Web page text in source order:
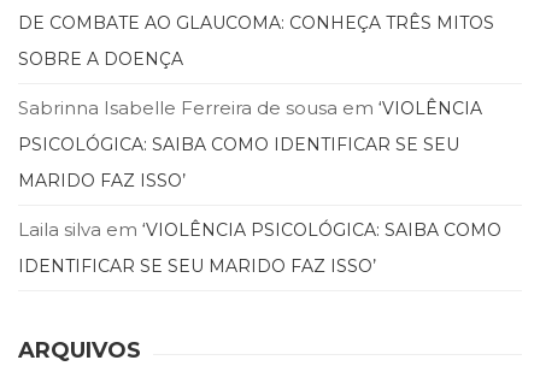
(23)
Rádio
Relações
Públicas
Comunicação
Empresarial
Religião,
(63)
DE COMBATE AO GLAUCOMA: CONHEÇA TRÊS MITOS
SOBRE A DOENÇA
Sabrinna Isabelle Ferreira de sousa em ‘VIOLÊNCIA
PSICOLÓGICA: SAIBA COMO IDENTIFICAR SE SEU
MARIDO FAZ ISSO’
Laila silva em ‘VIOLÊNCIA PSICOLÓGICA: SAIBA COMO
IDENTIFICAR SE SEU MARIDO FAZ ISSO’
ARQUIVOS